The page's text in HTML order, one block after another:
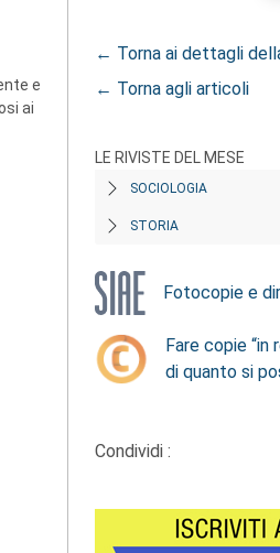
e
ai
← Torna ai dettagli
← Torna agli articoli
LE RIVISTE DEL MESE
SOCIOLOGIA
STORIA
Fotocopie e
Fare copie “in
di quanto si
Condividi :